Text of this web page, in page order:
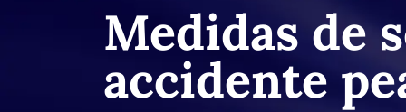
Medidas de
accidente